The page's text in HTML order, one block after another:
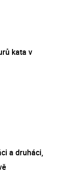
kata v
a druháci,